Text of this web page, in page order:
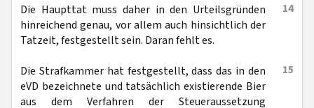
14
Die Haupttat muss daher in den Urteilsgründen
hinreichend genau, vor allem auch hinsichtlich der
Tatzeit, festgestellt sein. Daran fehlt es.
15
Die Strafkammer hat festgestellt, dass das in den
eVD bezeichnete und tatsächlich existierende Bier
aus dem Verfahren der Steueraussetzung